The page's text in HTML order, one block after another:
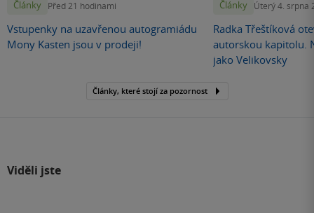
Články Před 21 hodinami
Vstupenky na uzavřenou autogramiádu
Mony Kasten jsou v prodeji!
Články Úterý 4. srpna
Radka Třeštíková
autorskou kapitolu.
jako Velikovsky
Články, které stojí za pozornost
Viděli jste